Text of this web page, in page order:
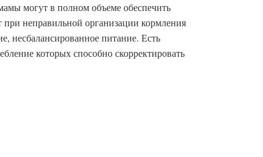
могут в полном объеме обеспечить
неправильной организации кормления
несбалансированное питание. Есть
которых способно скорректировать